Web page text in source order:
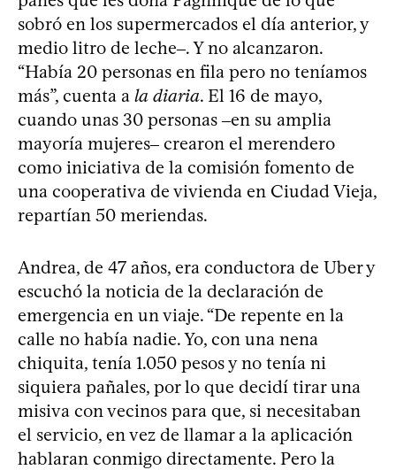
sobró en los supermercados el día anterior, y
medio litro de leche‒. Y no alcanzaron.
“Había 20 personas en fila pero no teníamos
más”, cuenta a la diaria. El 16 de mayo,
cuando unas 30 personas ‒en su amplia
mayoría mujeres‒ crearon el merendero
como iniciativa de la comisión fomento de
una cooperativa de vivienda en Ciudad Vieja,
repartían 50 meriendas.
Andrea, de 47 años, era conductora de Uber y
escuchó la noticia de la declaración de
emergencia en un viaje. “De repente en la
calle no había nadie. Yo, con una nena
chiquita, tenía 1.050 pesos y no tenía ni
siquiera pañales, por lo que decidí tirar una
misiva con vecinos para que, si necesitaban
el servicio, en vez de llamar a la aplicación
hablaran conmigo directamente. Pero la